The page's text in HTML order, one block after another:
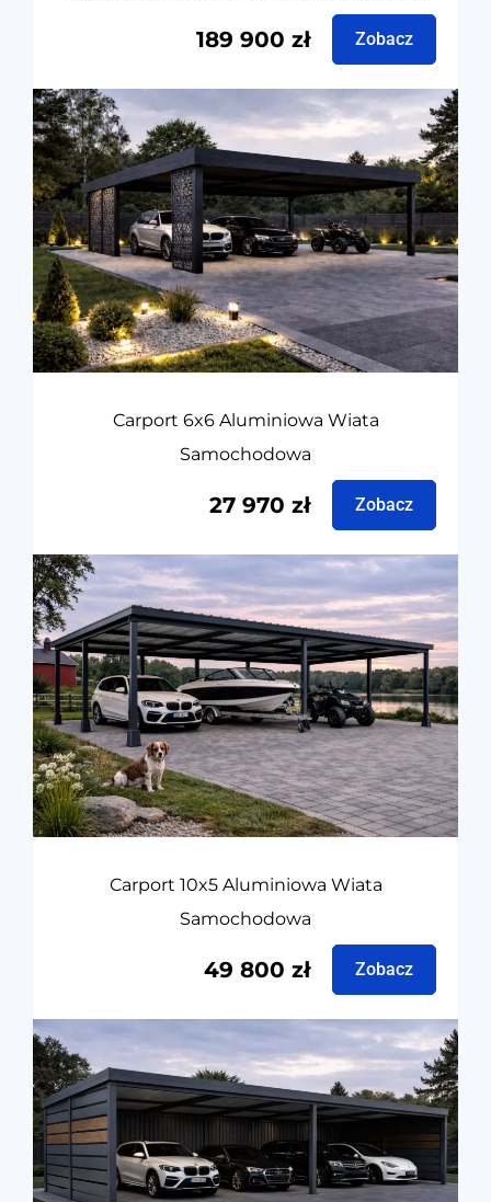
189 900 zł Zobacz
Carport 6x6 Aluminiowa Wiata
Samochodowa
27 970 zł Zobacz
Carport 10x5 Aluminiowa Wiata
Samochodowa
49 800 zł Zobacz